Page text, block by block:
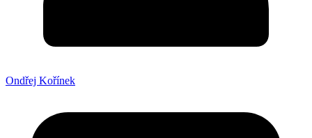
Ondřej Kořínek